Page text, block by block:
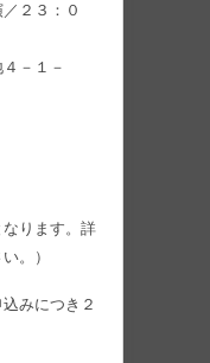
２３：０
－１－
なります。詳
。）
みにつき２